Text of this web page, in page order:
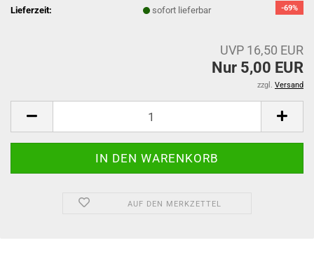
-69%
Lieferzeit: sofort lieferbar
UVP 16,50 EUR
Nur 5,00 EUR
zzgl. Versand
AUF DEN MERKZETTEL